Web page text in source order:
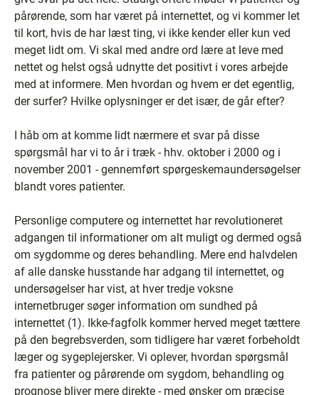
pårørende, som har været på internettet, og vi kommer let
til kort, hvis de har læst ting, vi ikke kender eller kun ved
meget lidt om. Vi skal med andre ord lære at leve med
nettet og helst også udnytte det positivt i vores arbejde
med at informere. Men hvordan og hvem er det egentlig,
der surfer? Hvilke oplysninger er det især, de går efter?
I håb om at komme lidt nærmere et svar på disse
spørgsmål har vi to år i træk - hhv. oktober i 2000 og i
november 2001 - gennemført spørgeskemaundersøgelser
blandt vores patienter.
Personlige computere og internettet har revolutioneret
adgangen til informationer om alt muligt og dermed også
om sygdomme og deres behandling. Mere end halvdelen
af alle danske husstande har adgang til internettet, og
undersøgelser har vist, at hver tredje voksne
internetbruger søger information om sundhed på
internettet (1). Ikke-fagfolk kommer herved meget tættere
på den begrebsverden, som tidligere har været forbeholdt
læger og sygeplejersker. Vi oplever, hvordan spørgsmål
fra patienter og pårørende om sygdom, behandling og
prognose bliver mere direkte - med ønsker om præcise